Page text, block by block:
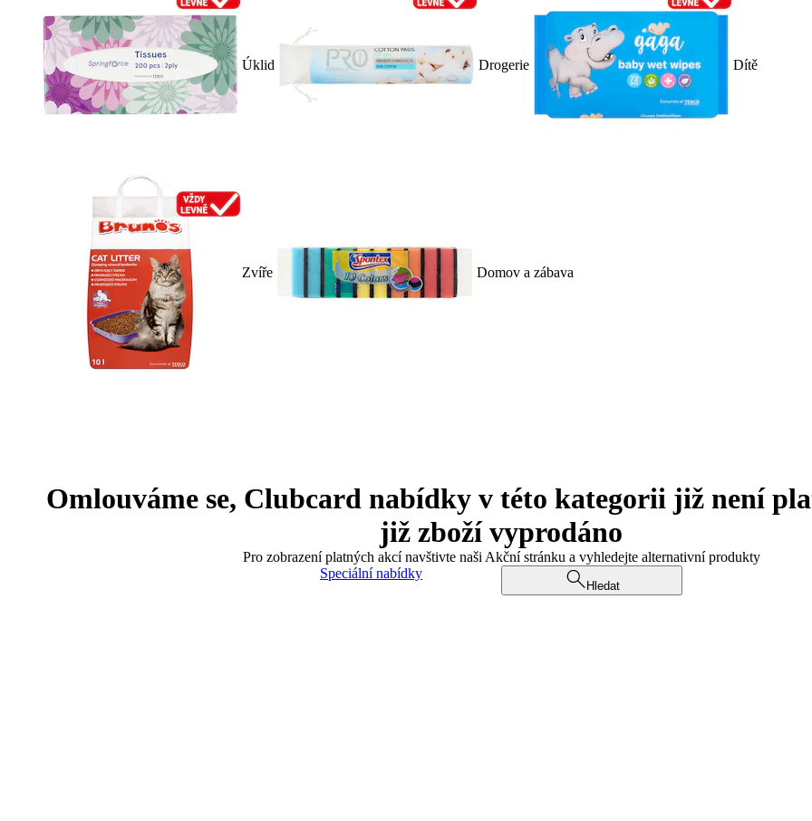
Úklid Drogerie Dítě
Zvíře Domov a zábava
Omlouváme se, Clubcard nabídky v této kategorii již není
již zboží vyprodáno
Pro zobrazení platných akcí navštivte naši Akční stránku a vyhledejte alternativní produkty
Speciální nabídky
Hledat